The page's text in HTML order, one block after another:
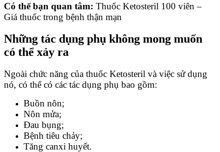
Có thể bạn quan tâm: Thuốc Ketosteril 100 viên –
Giá thuốc trong bệnh thận mạn
Những tác dụng phụ không mong muốn
có thể xảy ra
Ngoài chức năng của thuốc Ketosteril và việc sử dụng
nó, có thể có các tác dụng phụ bao gồm:
Buồn nôn;
Nôn mửa;
Đau bụng;
Bệnh tiêu chảy;
Tăng canxi huyết.